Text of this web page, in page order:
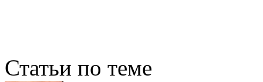
Статьи по теме